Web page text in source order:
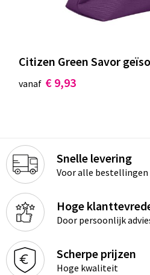
Citizen Green Savor
vanaf € 9,93
Snelle levering
Voor alle bestellingen
Hoge
Door persoonlijk
Scherpe prijzen
Hoge kwaliteit